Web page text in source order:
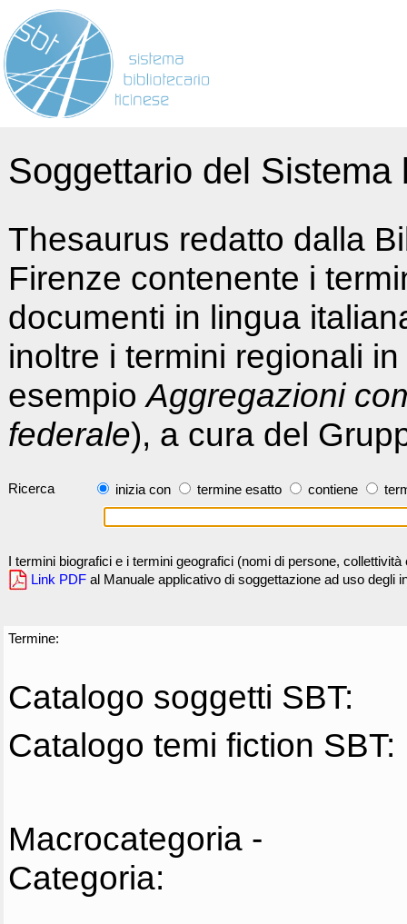
Soggettario del
Thesaurus redatto dalla
Firenze contenente i
documenti in lingua
inoltre i termini regionali
esempioAggregazioni
federale), a cura del
Ricerca inizia con termine esatto contiene
I termini biografici e i termini geografici (nomi di persone,
Link PDF al Manuale applicativo di soggettazione ad uso degli
Termine:
Catalogo soggetti SBT:
Catalogo temi fiction SBT:
Macrocategoria -
Categoria: